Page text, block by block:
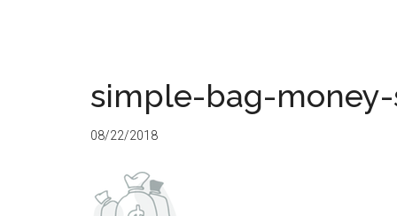
simple-bag-
08/22/2018